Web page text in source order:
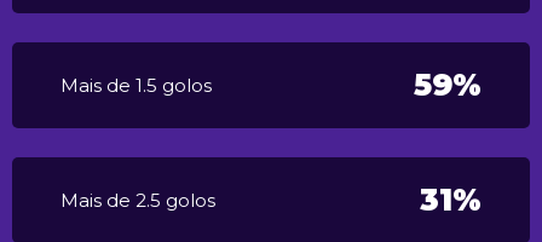
Mais de 1.5 golos 59%
Mais de 2.5 golos 31%